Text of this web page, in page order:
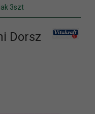
3szt
Dorsz